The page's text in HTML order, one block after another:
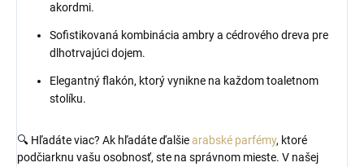
akordmi.
Sofistikovaná kombinácia ambry a cédrového dreva pre
dlhotrvajúci dojem.
Elegantný flakón, ktorý vynikne na každom toaletnom
stolíku.
🔍 Hľadáte viac? Ak hľadáte ďalšiearabské parfémy, ktoré
podčiarknu vašu osobnosť, ste na správnom mieste. V našej